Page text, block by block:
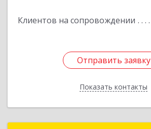
Клиентов на сопровождении
Отправить заявку
Показать контакты
Отправить заявку
Назад